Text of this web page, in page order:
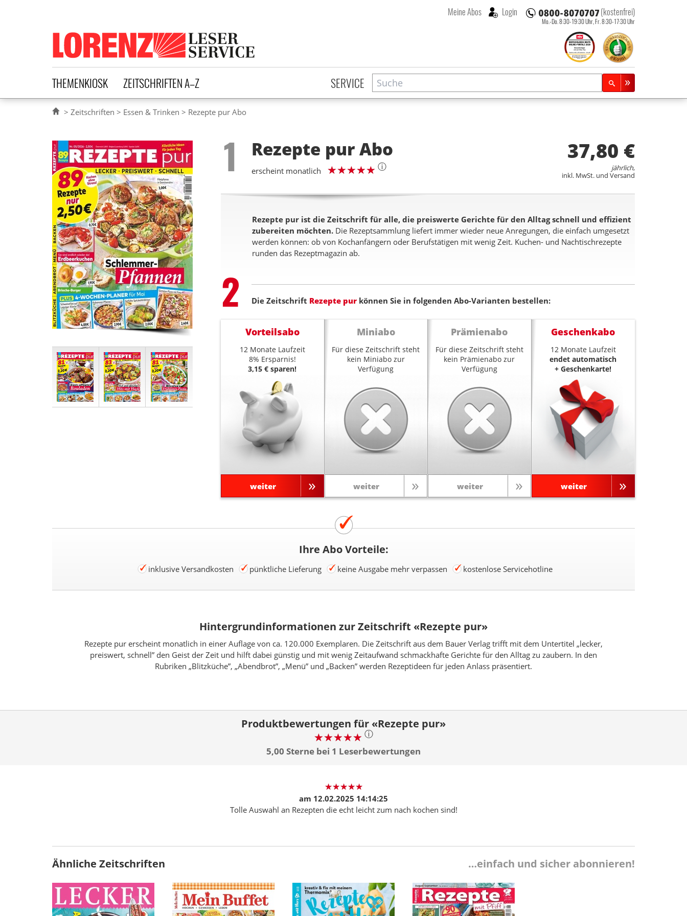
Lorenz Leserservice
(kostenfrei)
Mo.-Do. 8:30-19:30 Uhr, Fr. 8:30-17:30 Uhr
Meine Abos Login
THEMENKIOSK ZEITSCHRIFTEN A–Z SERVICE Suche
Zeitschriftensuche
Zeitschriften Essen & Trinken Rezepte pur Abo
Step
1 Rezepte pur Abo
erscheint monatlich ⓘ
37,80 €
jährlich,
inkl. MwSt. und Versand
Rezepte pur ist die Zeitschrift für alle, die preiswerte Gerichte für den Alltag schnell und effizient
zubereiten möchten. Die Rezeptsammlung liefert immer wieder neue Anregungen, die einfach umgesetzt
werden können: ob von Kochanfängern oder Berufstätigen mit wenig Zeit. Kuchen- und Nachtischrezepte
runden das Rezeptmagazin ab.
Step
2 Die Zeitschrift Rezepte pur können Sie in folgenden Abo-Varianten bestellen:
Vorteilsabo
12 Monate Laufzeit
8% Ersparnis!
3,15 € sparen!
weiter
Miniabo
Für diese Zeitschrift steht
kein Miniabo zur
Verfügung
weiter
Prämienabo
Für diese Zeitschrift steht
kein Prämienabo zur
Verfügung
weiter
Geschenkabo
12 Monate Laufzeit
endet automatisch
+ Geschenkarte!
weiter
Ihre Abo Vorteile:
inklusive Versandkosten pünktliche Lieferung keine Ausgabe mehr verpassen kostenlose Servicehotline
Hintergrundinformationen zur Zeitschrift «Rezepte pur»
Rezepte pur erscheint monatlich in einer Auflage von ca. 120.000 Exemplaren. Die Zeitschrift aus dem Bauer Verlag trifft mit dem Untertitel „lecker,
preiswert, schnell” den Geist der Zeit und hilft dabei günstig und mit wenig Zeitaufwand schmackhafte Gerichte für den Alltag zu zaubern. In den
Rubriken „Blitzküche”, „Abendbrot”, „Menü” und „Backen” werden Rezeptideen für jeden Anlass präsentiert.
Produktbewertungen für «Rezepte pur»
ⓘ
5,00 Sterne bei 1 Leserbewertungen
am 12.02.2025 14:14:25
Tolle Auswahl an Rezepten die echt leicht zum nach kochen sind!
Ähnliche Zeitschriften …einfach und sicher abonnieren!